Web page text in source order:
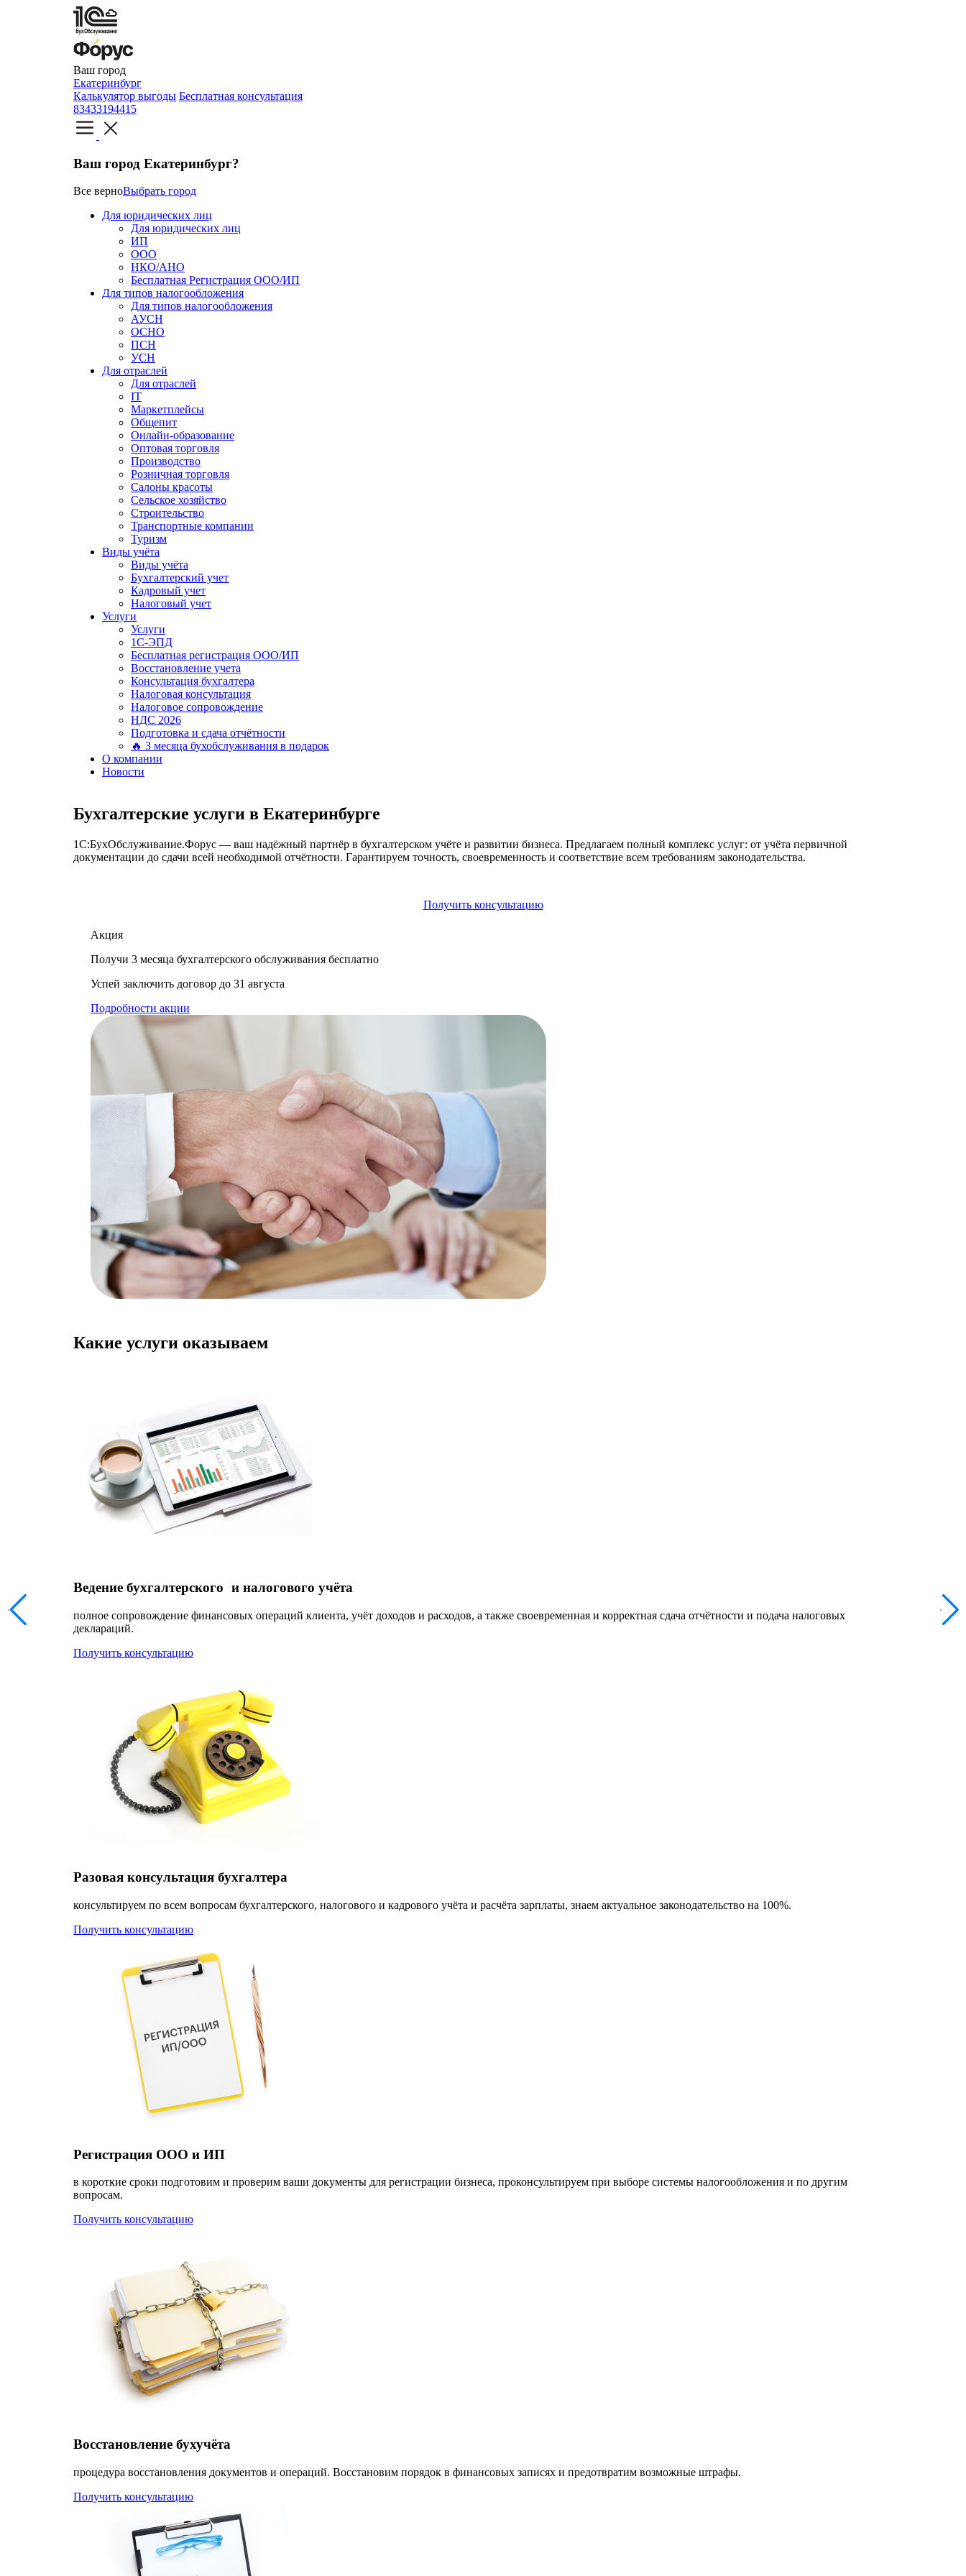
Ваш город
Екатеринбург
Калькулятор выгоды Бесплатная консультация
83433194415
Ваш город Екатеринбург?
Все верноВыбрать город
Для юридических лиц
Для юридических лиц
ИП
ООО
НКО/АНО
Бесплатная Регистрация ООО/ИП
Для типов налогообложения
Для типов налогообложения
АУСН
ОСНО
ПСН
УСН
Для отраслей
Для отраслей
IT
Маркетплейсы
Общепит
Онлайн-образование
Оптовая торговля
Производство
Розничная торговля
Салоны красоты
Сельское хозяйство
Строительство
Транспортные компании
Туризм
Виды учёта
Виды учёта
Бухгалтерский учет
Кадровый учет
Налоговый учет
Услуги
Услуги
1С-ЭПД
Бесплатная регистрация ООО/ИП
Восстановление учета
Консультация бухгалтера
Налоговая консультация
Налоговое сопровождение
НДС 2026
Подготовка и сдача отчётности
🔥 3 месяца бухобслуживания в подарок
О компании
Новости
Бухгалтерские услуги в Екатеринбурге
1С:БухОбслуживание.Форус — ваш надёжный партнёр в бухгалтерском учёте и развитии бизнеса. Предлагаем полный комплекс услуг: от учёта первичной
документации до сдачи всей необходимой отчётности. Гарантируем точность, своевременность и соответствие всем требованиям законодательства.
Получить консультацию
Акция
Получи 3 месяца бухгалтерского обслуживания бесплатно
Успей заключить договор до 31 августа
Подробности акции
Какие услуги оказываем
Ведение бухгалтерского и налогового учёта
полное сопровождение финансовых операций клиента, учёт доходов и расходов, а также своевременная и корректная сдача отчётности и подача налоговых
деклараций.
Получить консультацию
Разовая консультация бухгалтера
консультируем по всем вопросам бухгалтерского, налогового и кадрового учёта и расчёта зарплаты, знаем актуальное законодательство на 100%.
Получить консультацию
Регистрация ООО и ИП
в короткие сроки подготовим и проверим ваши документы для регистрации бизнеса, проконсультируем при выборе системы налогообложения и по другим
вопросам.
Получить консультацию
Восстановление бухучёта
процедура восстановления документов и операций. Восстановим порядок в финансовых записях и предотвратим возможные штрафы.
Получить консультацию